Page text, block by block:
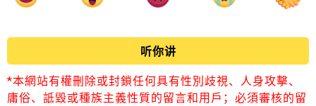
听你讲
*本網站有權刪除或封鎖任何具有性別歧視、人身攻擊、
庸俗、詆毀或種族主義性質的留言和用戶；必須審核的留